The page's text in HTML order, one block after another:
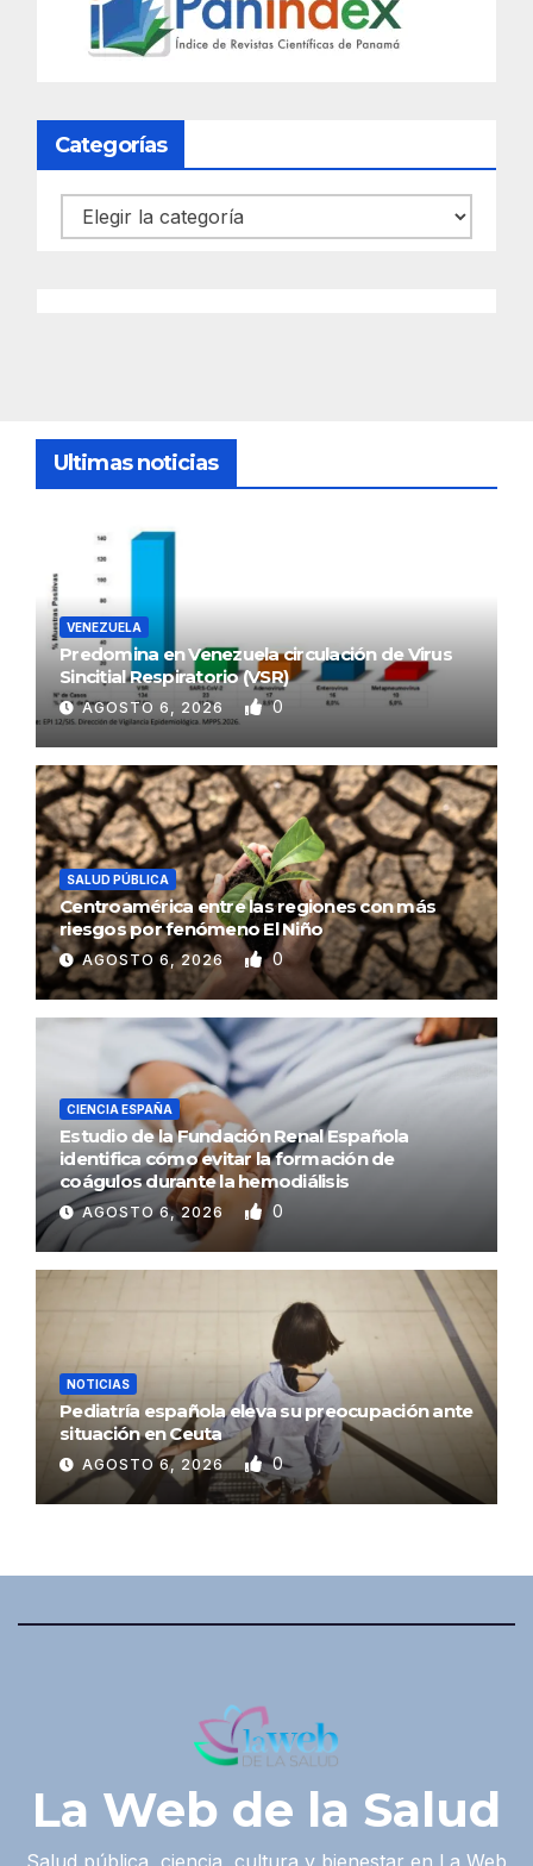
Categorías
Categorías
Ultimas noticias
VENEZUELA
Predomina en Venezuela circulación de Virus
Sincitial Respiratorio (VSR)
AGOSTO 6, 2026 0
SALUD PÚBLICA
Centroamérica entre las regiones con más
riesgos por fenómeno El Niño
AGOSTO 6, 2026 0
CIENCIA ESPAÑA
Estudio de la Fundación Renal Española
identifica cómo evitar la formación de
coágulos durante la hemodiálisis
AGOSTO 6, 2026 0
NOTICIAS
Pediatría española eleva su preocupación ante
situación en Ceuta
AGOSTO 6, 2026 0
La Web de la Salud
Salud pública, ciencia, cultura y bienestar en La Web